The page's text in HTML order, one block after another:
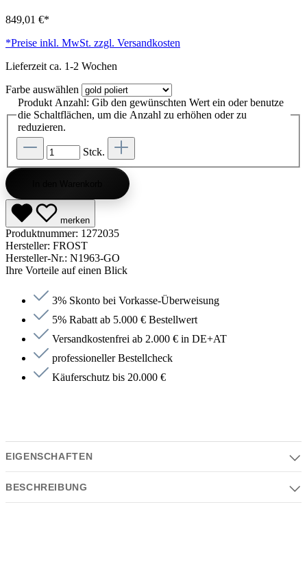
849,01 €*
*Preise inkl. MwSt. zzgl. Versandkosten
Lieferzeit ca. 1-2 Wochen
Farbe auswählen
Produkt Anzahl: Gib den gewünschten Wert ein oder benutze
die Schaltflächen, um die Anzahl zu erhöhen oder zu
reduzieren.
Stck.
merken
Produktnummer: 1272035
Hersteller: FROST
Hersteller-Nr.: N1963-GO
Ihre Vorteile auf einen Blick
3% Skonto bei Vorkasse-Überweisung
5% Rabatt ab 5.000 € Bestellwert
Versandkostenfrei ab 2.000 € in DE+AT
professioneller Bestellcheck
Käuferschutz bis 20.000 €
EIGENSCHAFTEN
Eigenschaften
BESCHREIBUNG